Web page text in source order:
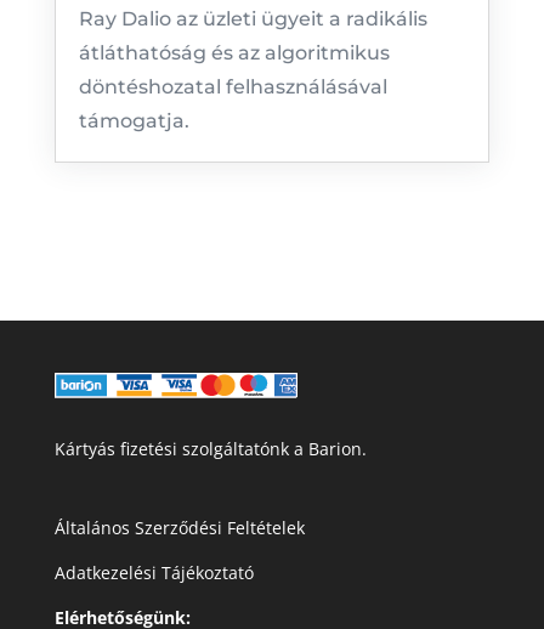
Ray Dalio az üzleti ügyeit a radikális
átláthatóság és az algoritmikus
döntéshozatal felhasználásával
támogatja.
Kártyás fizetési szolgáltatónk a Barion.
Általános Szerződési Feltételek
Adatkezelési Tájékoztató
Elérhetőségünk: